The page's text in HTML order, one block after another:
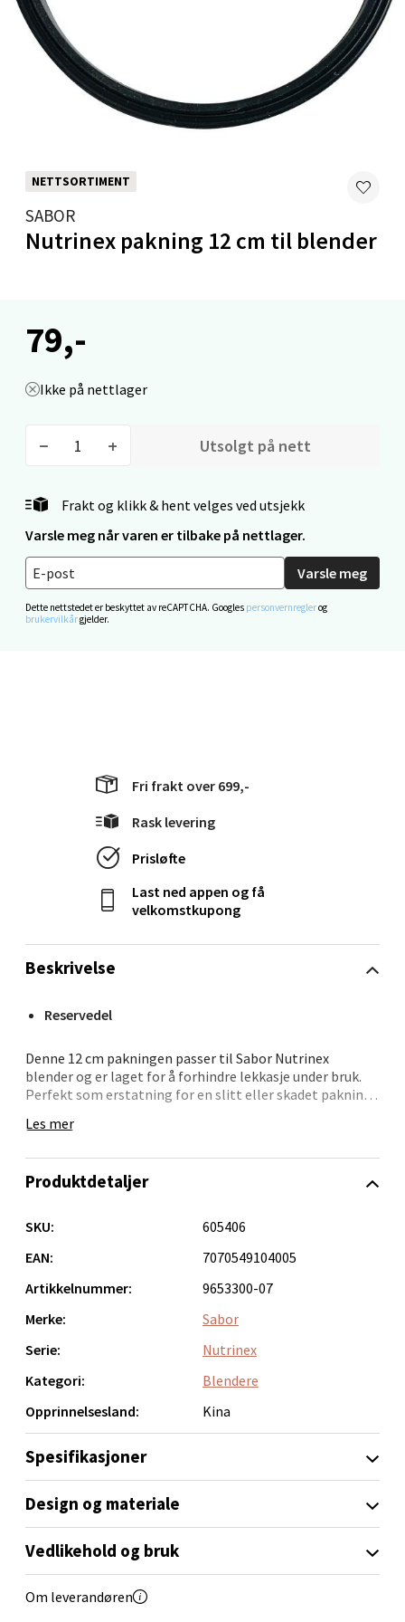
NETTSORTIMENT
SABOR
Nutrinex pakning 12 cm til blender
79,-
Ikke på nettlager
Utsolgt på nett
Frakt og klikk & hent velges ved utsjekk
Varsle meg når varen er tilbake på nettlager.
Varsle meg
Dette nettstedet er beskyttet av reCAPTCHA. Googles personvernreglerog
brukervilkårgjelder.
Beskrivelse
Reservedel
Denne 12 cm pakningen passer til Sabor Nutrinex
blender og er laget for å forhindre lekkasje under bruk.
Perfekt som erstatning for en slitt eller skadet pakning.
Les mer
Fri frakt over 699,-
Rask levering
Prisløfte
Last ned appen og få
velkomstkupong
Produktdetaljer
SKU:
605406
EAN:
7070549104005
Artikkelnummer:
9653300-07
Merke:
Sabor
Serie:
Nutrinex
Kategori:
Blendere
Opprinnelsesland:
Kina
Spesifikasjoner
Design og materiale
Vedlikehold og bruk
Om leverandøren
0 i butikk
Velg
Levanger - Magneten
Moafjæra 14, 7606 Levanger
Åpent i dag 10-20
Skarvøyveien 55, 4517 Mandal
0 i butikk
Ålesund - Thon Senter Moa
Langelandsvegen 25, 6010 Ålesund
0 i butikk
Molde - Moldetorget
Åpent i dag 10-20
0 i butikk
Narvik - Thon Senter Malmporten
Bolagsgata 1, 8514 Narvik
Åpent i dag 10-20
0 i butikk
Bergen - Oasen Senter
Folke Bernadottes vei 52, 5147 Fyllingsdalen